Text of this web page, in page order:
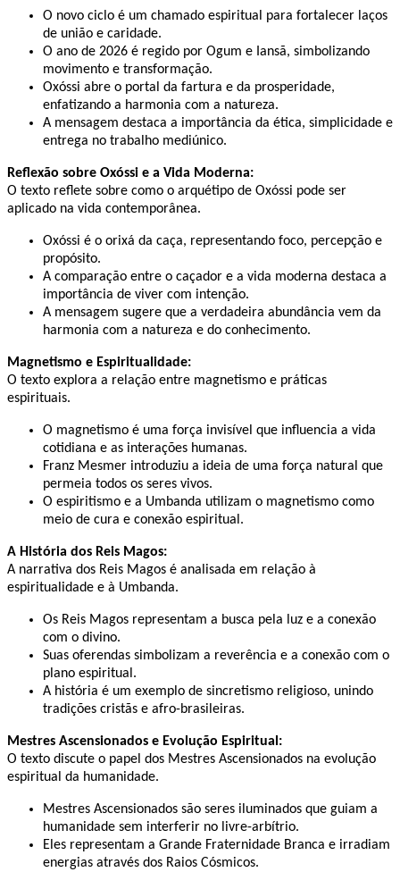
O novo ciclo é um chamado espiritual para fortalecer laços
de união e caridade. ​
O ano de 2026 é regido por Ogum e Iansã, simbolizando
movimento e transformação. ​
Oxóssi abre o portal da fartura e da prosperidade,
enfatizando a harmonia com a natureza. ​
A mensagem destaca a importância da ética, simplicidade e
entrega no trabalho mediúnico. ​
Reflexão sobre Oxóssi e a Vida Moderna:
O texto reflete sobre como o arquétipo de Oxóssi pode ser
aplicado na vida contemporânea. ​
Oxóssi é o orixá da caça, representando foco, percepção e
propósito. ​
A comparação entre o caçador e a vida moderna destaca a
importância de viver com intenção. ​
A mensagem sugere que a verdadeira abundância vem da
harmonia com a natureza e do conhecimento. ​
Magnetismo e Espiritualidade:
O texto explora a relação entre magnetismo e práticas
espirituais. ​
O magnetismo é uma força invisível que influencia a vida
cotidiana e as interações humanas. ​
Franz Mesmer introduziu a ideia de uma força natural que
permeia todos os seres vivos. ​
O espiritismo e a Umbanda utilizam o magnetismo como
meio de cura e conexão espiritual. ​
A História dos Reis Magos:
A narrativa dos Reis Magos é analisada em relação à
espiritualidade e à Umbanda. ​
Os Reis Magos representam a busca pela luz e a conexão
com o divino. ​
Suas oferendas simbolizam a reverência e a conexão com o
plano espiritual. ​
A história é um exemplo de sincretismo religioso, unindo
tradições cristãs e afro-brasileiras. ​
Mestres Ascensionados e Evolução Espiritual:
O texto discute o papel dos Mestres Ascensionados na evolução
espiritual da humanidade. ​
Mestres Ascensionados são seres iluminados que guiam a
humanidade sem interferir no livre-arbítrio. ​
Eles representam a Grande Fraternidade Branca e irradiam
energias através dos Raios Cósmicos. ​